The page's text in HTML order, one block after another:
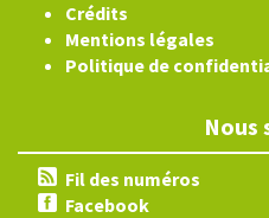
Crédits
Mentions légales
Politique de
Nous
Fil des numéros
Facebook